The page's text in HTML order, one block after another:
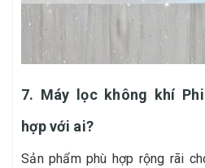
7. Máy lọc không khí
hợp với ai?
Sản phẩm phù hợp rộng rãi